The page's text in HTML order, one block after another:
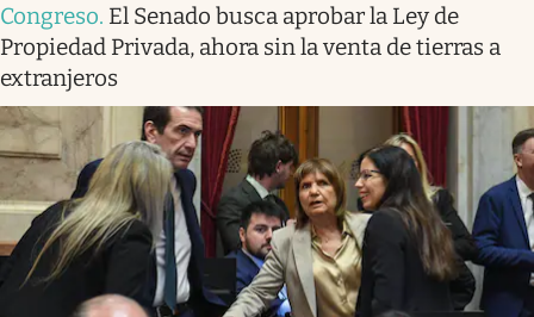
Congreso. El Senado busca aprobar la Ley de
Propiedad Privada, ahora sin la venta de tierras a
extranjeros